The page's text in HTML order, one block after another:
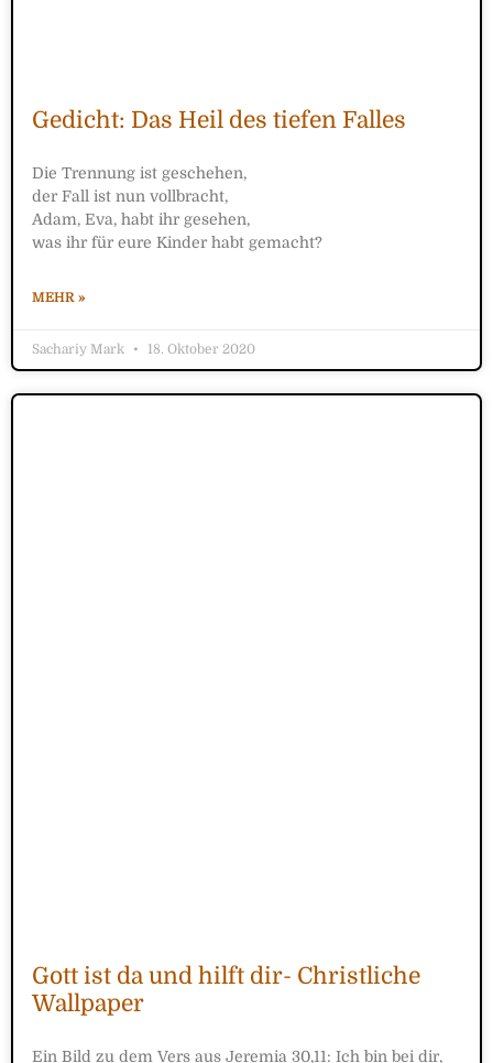
Gedicht: Das Heil des tiefen Falles
Die Trennung ist geschehen,
der Fall ist nun vollbracht,
Adam, Eva, habt ihr gesehen,
was ihr für eure Kinder habt gemacht?
MEHR »
Sachariy Mark 18. Oktober 2020
Gott ist da und hilft dir- Christliche
Wallpaper
Ein Bild zu dem Vers aus Jeremia 30,11: Ich bin bei dir,